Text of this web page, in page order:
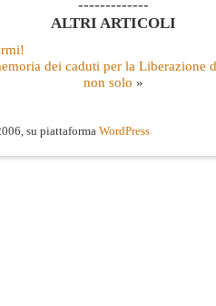
-------------
ALTRI ARTICOLI
dei caduti per la Liberazione
non solo »
su piattaforma WordPress